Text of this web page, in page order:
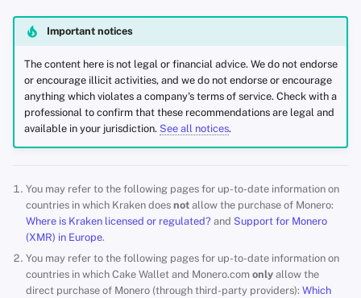
Important notices
The content here is not legal or financial advice. We do not endorse
or encourage illicit activities, and we do not endorse or encourage
anything which violates a company's terms of service. Check with a
professional to confirm that these recommendations are legal and
available in your jurisdiction. See all notices.
You may refer to the following pages for up-to-date information on
countries in which Kraken does not allow the purchase of Monero:
Where is Kraken licensed or regulated? and Support for Monero
(XMR) in Europe.
You may refer to the following pages for up-to-date information on
countries in which Cake Wallet and Monero.com only allow the
direct purchase of Monero (through third-party providers): Which